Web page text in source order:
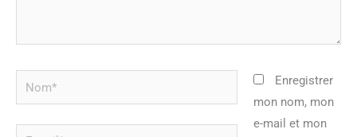
Nom*
Enregistrer
mon nom, mon
e-mail et mon